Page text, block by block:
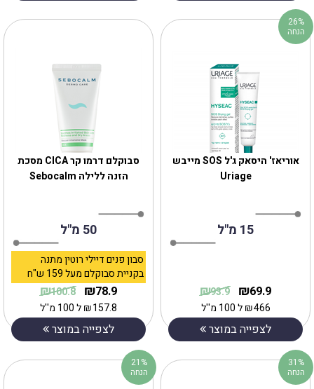
‎סבוקלם דרמו קר CICA מסכת
הזנה ללילה Sebocalm
50 מ"ל
סבון פנים דיילי רוטין מתנה
בקניית סבוקלם מעל 159 ש"ח
78.9
₪
100.8
₪
157.8
₪ל 100 מ''ל
לצפייה במוצר
אוריאז' היסאק ג'ל SOS מייבש
Uriage
15 מ"ל
69.9
₪
93.9
₪
466
₪ל 100 מ''ל
לצפייה במוצר
26%
הנחה
21%
הנחה
31%
הנחה